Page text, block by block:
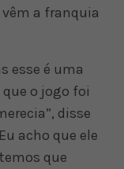
a franquia
esse é uma
o jogo foi
disse
acho que ele
que